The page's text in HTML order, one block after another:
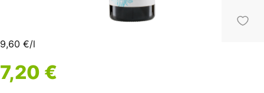
9,60 €/l
7,20 €